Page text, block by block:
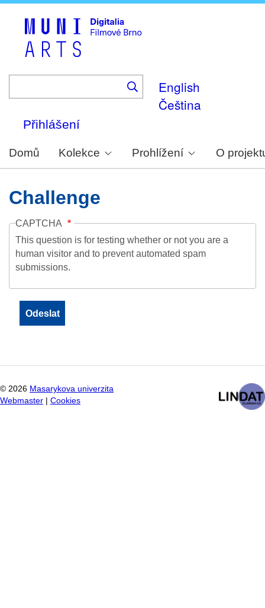
English
Čeština
Přihlášení
Domů Kolekce Prohlížení O
Challenge
CAPTCHA
This question is for testing whether or not you are a
human visitor and to prevent automated spam
submissions.
© 2026 Masarykova univerzita
Webmaster
Cookies